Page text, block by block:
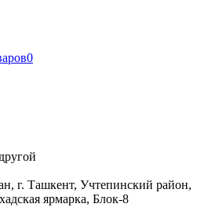
0
г. Ташкент, Учтепинский район,
ярмарка, Блок-8